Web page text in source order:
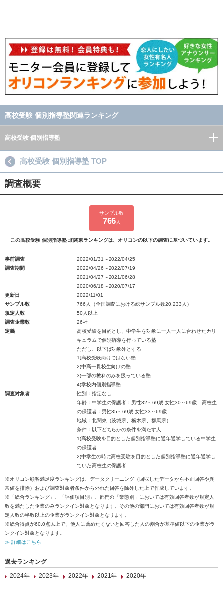
高校受験 個別指導塾関連ランキング
高校受験 個別指導塾
高校受験 個別指導塾 TOP
調査概要
サンプル数
766人
この高校受験 個別指導塾 北関東ランキングは、オリコンの以下の調査に基づいています。
事前調査
2022/01/31～2022/04/25
調査期間
2022/04/26～2022/07/19
2021/04/27～2021/06/28
2020/06/18～2020/07/17
更新日
2022/11/01
サンプル数
766人（全国調査における総サンプル数20,233人）
規定人数
50人以上
調査企業数
26社
定義
高校受験を目的とし、中学生を対象に一人一人に合わせたカリ
キュラムで個別指導を行っている塾
ただし、以下は対象外とする
1)高校受験向けではない塾
2)中高一貫校生向けの塾
3)一部の教科のみを扱っている塾
4)学校内個別指導塾
調査対象者
性別：指定なし
年齢：中学生の保護者：男性32～69歳 女性30～69歳 高校生
の保護者：男性35～69歳 女性33～69歳
地域：北関東（茨城県、栃木県、群馬県）
条件：以下どちらかの条件を満たす人
1)高校受験を目的とした個別指導塾に通年通学している中学生
の保護者
2)中学生の時に高校受験を目的とした個別指導塾に通年通学し
ていた高校生の保護者
※オリコン顧客満足度ランキングは、データクリーニング（回収したデータから不正回答や異
常値を排除）および調査対象者条件から外れた回答を除外した上で作成しています。
※「総合ランキング」、「評価項目別」、部門の「業態別」においては有効回答者数が規定人
数を満たした企業のみランクイン対象となります。その他の部門においては有効回答者数が規
定人数の半数以上の企業がランクイン対象となります。
※総合得点が60.0点以上で、他人に薦めたくないと回答した人の割合が基準値以下の企業がラ
ンクイン対象となります。
≫ 詳細はこちら
過去ランキング
2024年
2023年 2022年 2021年 2020年